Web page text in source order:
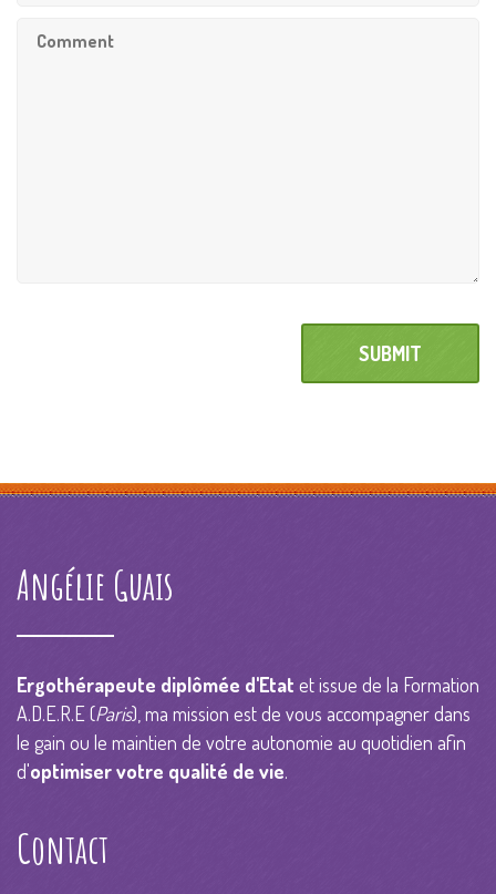
Angélie Guais
Ergothérapeute diplômée d'Etat et issue de la Formation
A.D.E.R.E (Paris), ma mission est de vous accompagner dans
le gain ou le maintien de votre autonomie au quotidien afin
d'optimiser votre qualité de vie.
Contact